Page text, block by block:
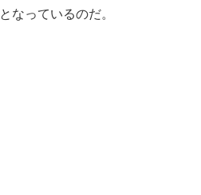
なっているのだ。